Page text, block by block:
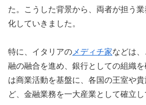
た。こうした背景から、両者が担う
化していきました。
特に、イタリアの メディチ家などは
融の融合を進め、銀行としての組織
は商業活動を基盤に、各国の王室や
ど、金融業務を一大産業として確立し